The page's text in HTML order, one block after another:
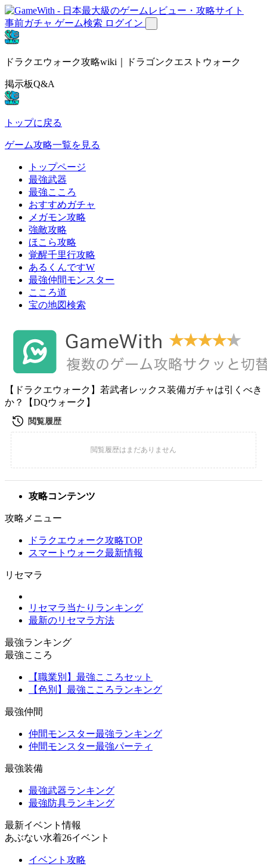
事前ガチャ ゲーム検索 ログイン
ドラクエウォーク攻略wiki｜ドラゴンクエストウォーク
掲示板Q&A
トップに戻る
ゲーム攻略一覧を見る
トップページ
最強武器
最強こころ
おすすめガチャ
メガモン攻略
強敵攻略
ほこら攻略
覚醒千里行攻略
あるくんですW
最強仲間モンスター
こころ道
宝の地図検索
【ドラクエウォーク】若武者レックス装備ガチャは引くべき
か？【DQウォーク】
攻略コンテンツ
攻略メニュー
ドラクエウォーク攻略TOP
スマートウォーク最新情報
リセマラ
リセマラ当たりランキング
最新のリセマラ方法
最強ランキング
最強こころ
【職業別】最強こころセット
【色別】最強こころランキング
最強仲間
仲間モンスター最強ランキング
仲間モンスター最強パーティ
最強装備
最強武器ランキング
最強防具ランキング
最新イベント情報
あぶない水着26イベント
イベント攻略